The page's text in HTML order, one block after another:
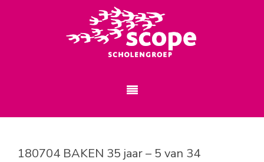
180704 BAKEN 35 jaar – 5 van 34